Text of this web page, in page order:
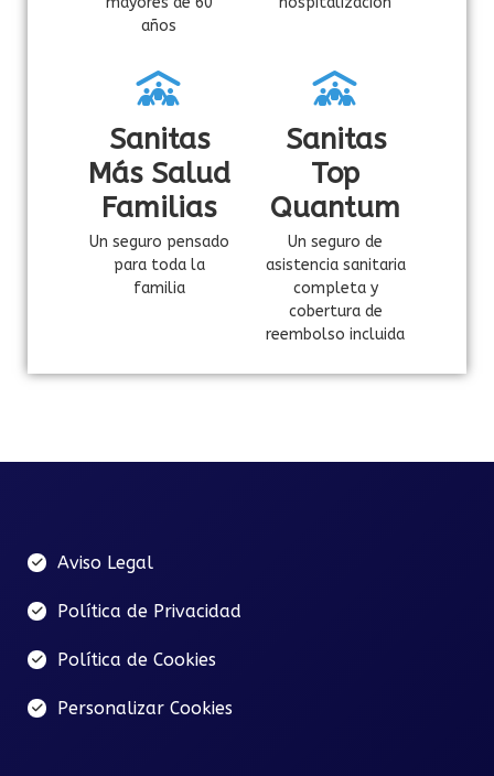
años
Sanitas
Más Salud
Familias
Un seguro pensado
para toda la
familia
Sanitas
Top
Quantum
Un seguro de
asistencia sanitaria
completa y
cobertura de
reembolso incluida
Aviso Legal
Política de Privacidad
Política de Cookies
Personalizar Cookies